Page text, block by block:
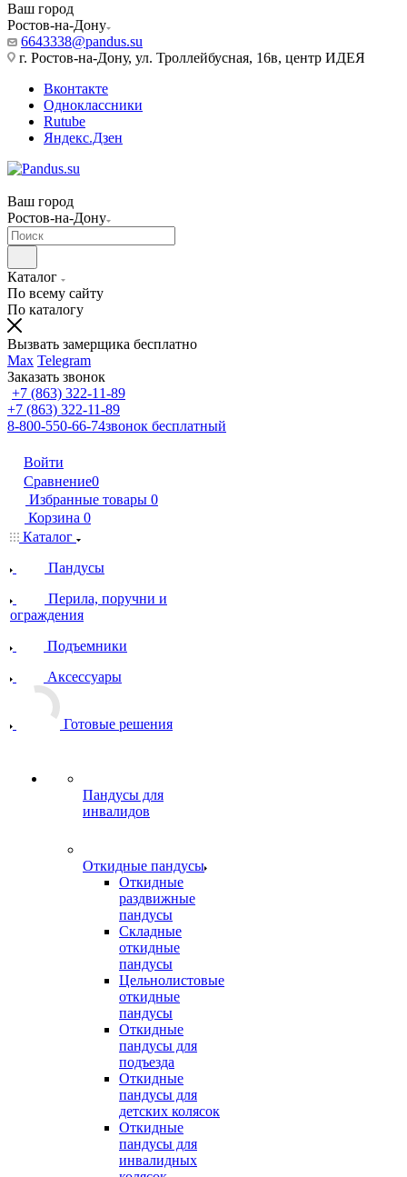
Ваш город
Ростов-на-Дону
6643338@pandus.su
г. Ростов-на-Дону, ул. Троллейбусная, 16в, центр ИДЕЯ
Вконтакте
Одноклассники
Rutube
Яндекс.Дзен
Ваш город
Ростов-на-Дону
Каталог
По всему сайту
По каталогу
Вызвать замерщика бесплатно
Max Telegram
Заказать звонок
+7 (863) 322-11-89
+7 (863) 322-11-89
8-800-550-66-74звонок бесплатный
Войти
Сравнение0
Избранные товары 0
Корзина 0
Каталог
Пандусы
Перила, поручни и
ограждения
Подъемники
Аксессуары
Готовые решения
Пандусы для
инвалидов
Откидные пандусы
Откидные
раздвижные
пандусы
Складные
откидные
пандусы
Цельнолистовые
откидные
пандусы
Откидные
пандусы для
подъезда
Откидные
пандусы для
детских колясок
Откидные
пандусы для
инвалидных